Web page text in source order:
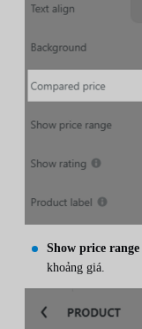
Show price range
khoảng giá.